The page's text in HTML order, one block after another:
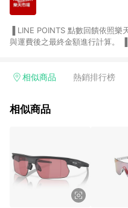
與運費後之最終金額進行計算。 ▐ 注意事項 (1) 部分服務及店家
Smart mobile、神腦生活、JS巨
台灣樂天市場，並在同一瀏覽器
由網頁版(電腦版/手機版網頁)切
無法進行 LINE POINTS 回饋。 (5) LINE 購物為購物資訊整合性
平台，商品資料更新會有時間差
位、贈品與台灣樂天市場銷售網
(6) 導購訂單已逾 365 天，根據
相似商品 熱銷排行榜
相似商品